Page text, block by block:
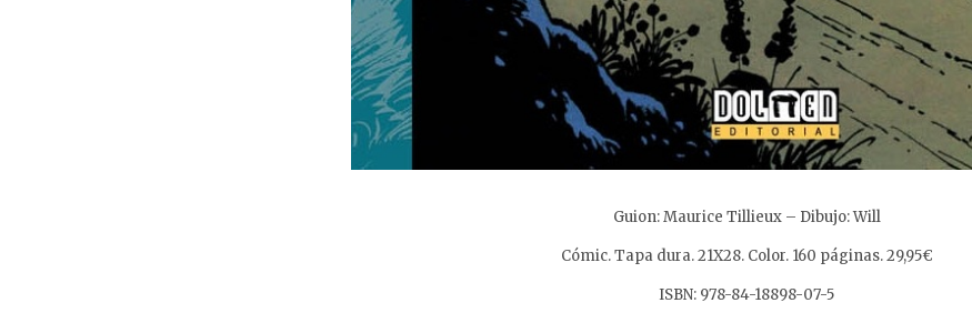
Guion: Maurice Tillieux – Dibujo: Will
Cómic. Tapa dura. 21X28. Color. 160 páginas. 29,95€
ISBN: 978-84-18898-07-5